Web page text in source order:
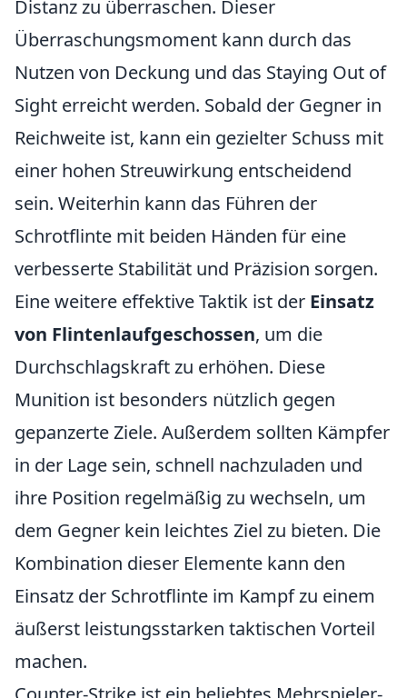
Distanz zu überraschen. Dieser
Überraschungsmoment kann durch das
Nutzen von Deckung und das Staying Out of
Sight erreicht werden. Sobald der Gegner in
Reichweite ist, kann ein gezielter Schuss mit
einer hohen Streuwirkung entscheidend
sein. Weiterhin kann das Führen der
Schrotflinte mit beiden Händen für eine
verbesserte Stabilität und Präzision sorgen.
Eine weitere effektive Taktik ist der Einsatz
von Flintenlaufgeschossen, um die
Durchschlagskraft zu erhöhen. Diese
Munition ist besonders nützlich gegen
gepanzerte Ziele. Außerdem sollten Kämpfer
in der Lage sein, schnell nachzuladen und
ihre Position regelmäßig zu wechseln, um
dem Gegner kein leichtes Ziel zu bieten. Die
Kombination dieser Elemente kann den
Einsatz der Schrotflinte im Kampf zu einem
äußerst leistungsstarken taktischen Vorteil
machen.